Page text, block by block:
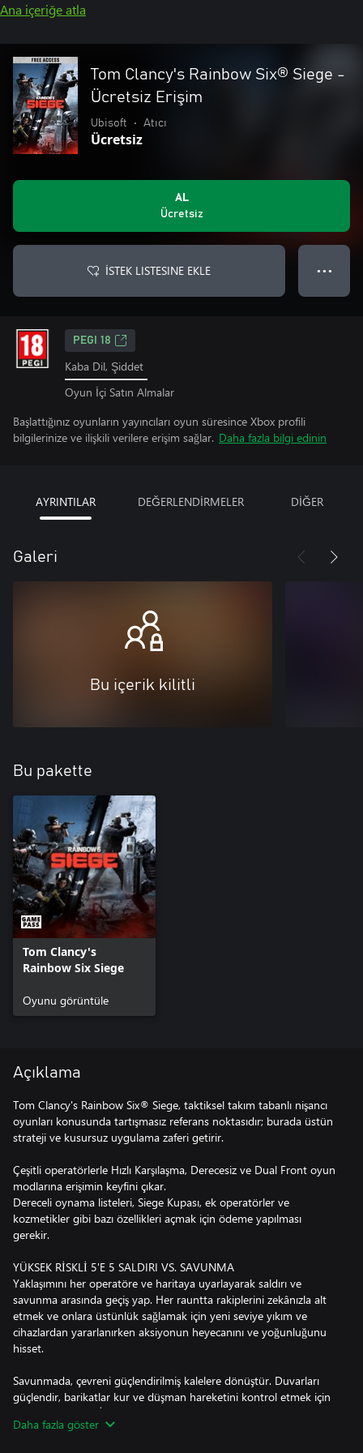
Ana içeriğe atla
Tom Clancy's Rainbow Six® Siege -
Ücretsiz Erişim
Ubisoft • Atıcı
Ücretsiz
AL
Ücretsiz
İSTEK LISTESINE EKLE ● ● ●
PEGI 18
Kaba Dil, Şiddet
Oyun İçi Satın Almalar
Başlattığınız oyunların yayıncıları oyun süresince Xbox profili
bilgilerinize ve ilişkili verilere erişim sağlar. Daha fazla bilgi edinin
AYRINTILAR DEĞERLENDİRMELER DİĞER
Galeri
Bu içerik kilitli
Bu pakette
Tom Clancy's
Rainbow Six Siege
Oyunu görüntüle
Açıklama
Tom Clancy's Rainbow Six® Siege, taktiksel takım tabanlı nişancı
oyunları konusunda tartışmasız referans noktasıdır; burada üstün
strateji ve kusursuz uygulama zaferi getirir.
Çeşitli operatörlerle Hızlı Karşılaşma, Derecesiz ve Dual Front oyun
modlarına erişimin keyfini çıkar.
Dereceli oynama listeleri, Siege Kupası, ek operatörler ve
kozmetikler gibi bazı özellikleri açmak için ödeme yapılması
gerekir.
YÜKSEK RİSKLİ 5'E 5 SALDIRI VS. SAVUNMA
Yaklaşımını her operatöre ve haritaya uyarlayarak saldırı ve
savunma arasında geçiş yap. Her rauntta rakiplerini zekânızla alt
etmek ve onlara üstünlük sağlamak için yeni seviye yıkım ve
cihazlardan yararlanırken aksiyonun heyecanını ve yoğunluğunu
hisset.
Savunmada, çevreni güçlendirilmiş kalelere dönüştür. Duvarları
güçlendir, barikatlar kur ve düşman hareketini kontrol etmek için
tuzaklar yerleştir. İstihbarat toplamak ve yaklaşımlarını tahmin
etmek için gözetleme araçlarını kullan. Yerinde kal, taktiklerine
Daha fazla göster